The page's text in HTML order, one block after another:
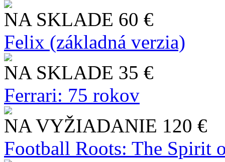
NA SKLADE 60 €
Felix (základná verzia)
NA SKLADE 35 €
Ferrari: 75 rokov
NA VYŽIADANIE 120 €
Football Roots: The Spirit